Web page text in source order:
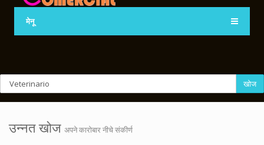
मेनू
खोज
उन्नत खोज अपने कारोबार नीचे संकीर्ण